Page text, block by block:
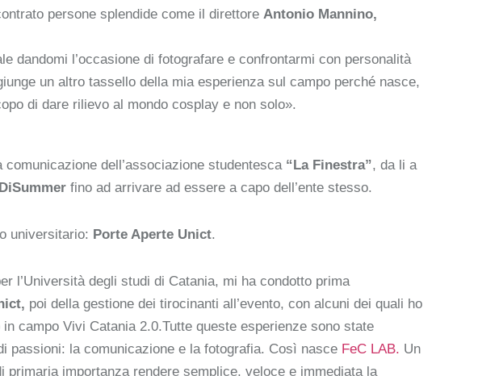
persone splendide come il direttore Antonio Mannino,
dandomi l’occasione di fotografare e confrontarmi con personalità
un altro tassello della mia esperienza sul campo perché nasce,
di dare rilievo al mondo cosplay e non solo».
dell’associazione studentesca “La Finestra”, da li a
DiSummer fino ad arrivare ad essere a capo dell’ente stesso.
universitario: Porte Aperte Unict.
l’Università degli studi di Catania, mi ha condotto prima
poi della gestione dei tirocinanti all’evento, con alcuni dei quali ho
campo Vivi Catania 2.0.Tutte queste esperienze sono state
passioni: la comunicazione e la fotografia. Così nasce FeC LAB. Un
primaria importanza rendere semplice, veloce e immediata la